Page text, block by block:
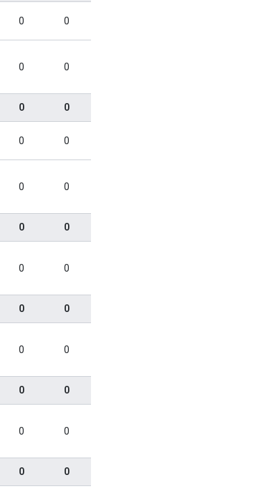
0 0
0 0
0 0
0 0
0 0
0 0
0 0
0 0
0 0
0 0
0 0
0 0